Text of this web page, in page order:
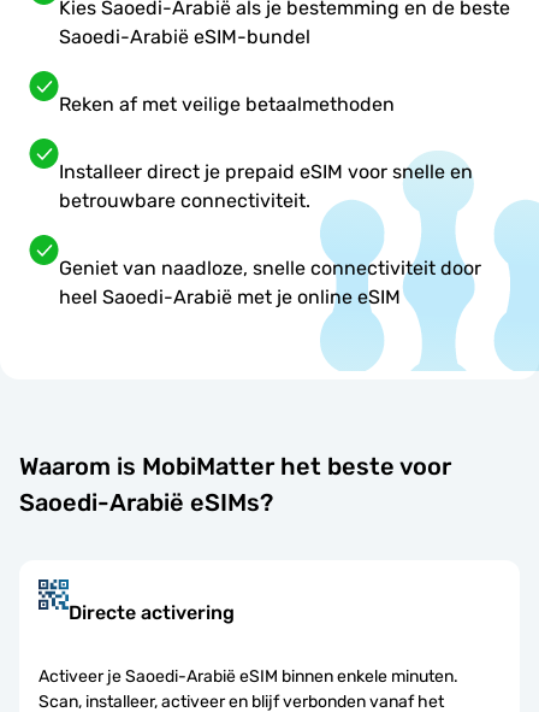
Kies Saoedi-Arabië als je bestemming en de beste
Saoedi-Arabië eSIM-bundel
Reken af met veilige betaalmethoden
Installeer direct je prepaid eSIM voor snelle en
betrouwbare connectiviteit.
Geniet van naadloze, snelle connectiviteit door
heel Saoedi-Arabië met je online eSIM
Waarom is MobiMatter het beste voor
Saoedi-Arabië eSIMs?
Directe activering
Activeer je Saoedi-Arabië eSIM binnen enkele minuten.
Scan, installeer, activeer en blijf verbonden vanaf het